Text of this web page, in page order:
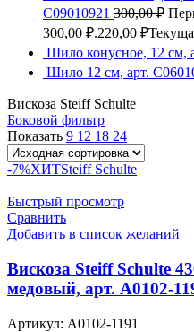
С09010921 300,00₽
300,00 ₽.220,00 ₽
Шило конусное, 12 см,
Шило 12 см, арт.
Вискоза Steiff Schulte
Боковой фильтр
Показать 9 12 18 24
-7%ХИТSteiff Schulte
Быстрый просмотр
Сравнить
Добавить в список желаний
Вискоза Steiff Schulte
медовый, арт. А0102-
Артикул: А0102-1191